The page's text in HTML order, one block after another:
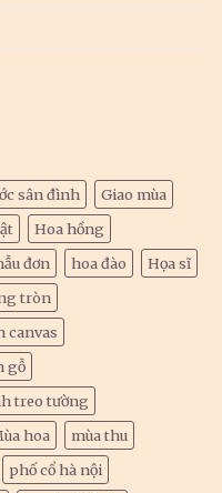
sân đình
Giao mùa
Hoa hồng
đơn hoa đào
Họa sĩ
tròn
canvas
gỗ
treo tường
hoa
mùa thu
phố cổ hà nội